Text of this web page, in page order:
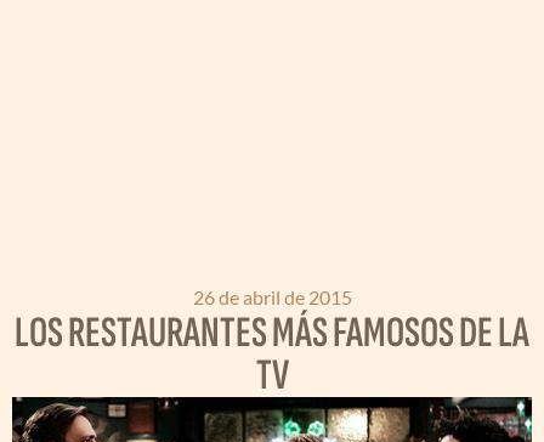
26 de abril de 2015
LOS RESTAURANTES MÁS FAMOSOS DE LA
TV